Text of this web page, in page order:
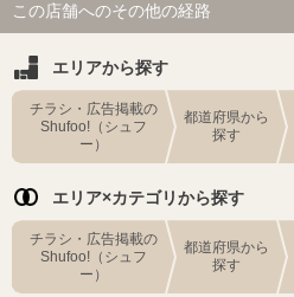
この店舗へのその他の経路
エリアから探す
チラシ・広告掲載の
Shufoo!（シュフ
ー）
都道府県から
探す
エリア×カテゴリから探す
チラシ・広告掲載の
Shufoo!（シュフ
ー）
都道府県から
探す